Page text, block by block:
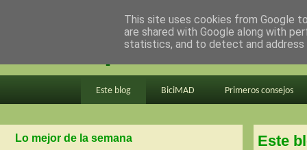
en bici por madrid
Este blog BiciMAD Primeros consejos
Este
Lo mejor de la semana
This site uses cookies from Google
are shared with Google along with
statistics, and to detect and address